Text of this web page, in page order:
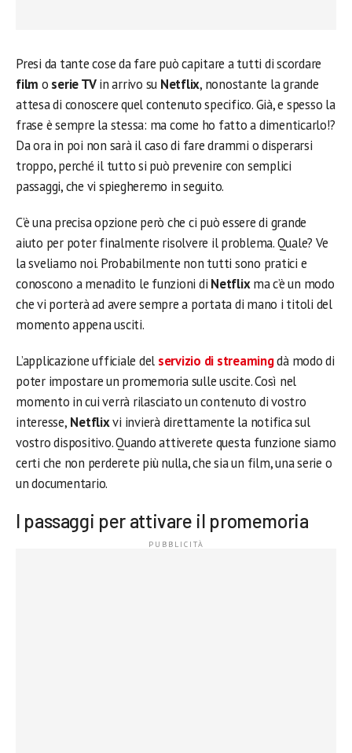
Presi da tante cose da fare può capitare a tutti di scordare
film o serie TVin arrivo su Netflix, nonostante la grande
attesa di conoscere quel contenuto specifico. Già, e spesso la
frase è sempre la stessa: ma come ho fatto a dimenticarlo!?
Da ora in poi non sarà il caso di fare drammi o disperarsi
troppo, perché il tutto si può prevenire con semplici
passaggi, che vi spiegheremo in seguito.
C’è una precisa opzione però che ci può essere di grande
aiuto per poter finalmente risolvere il problema. Quale? Ve
la sveliamo noi. Probabilmente non tutti sono pratici e
conoscono a menadito le funzioni di Netflixma c’è un modo
che vi porterà ad avere sempre a portata di mano i titoli del
momento appena usciti.
L’applicazione ufficiale del servizio di streamingdà modo di
poter impostare un promemoria sulle uscite. Così nel
momento in cui verrà rilasciato un contenuto di vostro
interesse, Netflixvi invierà direttamente la notifica sul
vostro dispositivo. Quando attiverete questa funzione siamo
certi che non perderete più nulla, che sia un film, una serie o
un documentario.
I passaggi per attivare il promemoria